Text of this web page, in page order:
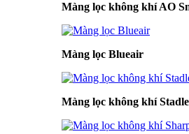
Màng lọc không khí AO
Màng lọc Blueair
Màng lọc không khí